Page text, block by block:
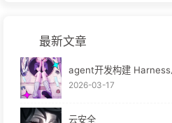
最新文章
agent开发构建 Harness
2026-03-17
云安全